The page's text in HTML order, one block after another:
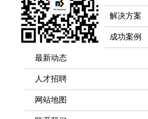
解决方案
成功案例
最新动态
人才招聘
网站地图